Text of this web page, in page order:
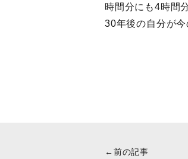
時間分にも4時間
30年後の自分が
←前の記事